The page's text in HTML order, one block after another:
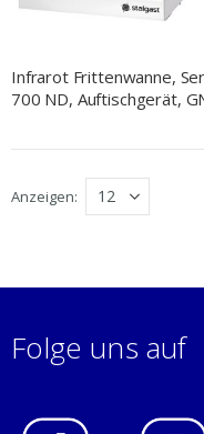
Infrarot Frittenwanne,
700 ND, Auftischgerät,
Anzeigen
Folge uns auf